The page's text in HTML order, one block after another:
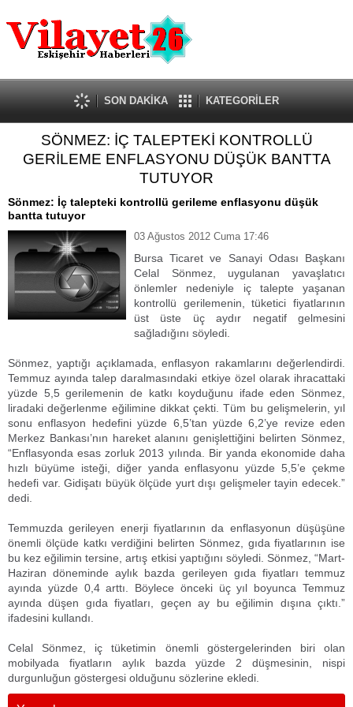
Güncel
Ekonomi
Politika
Eğitim
Spor
Kültür-Sanat
Dünya
Tanıtım Yazısı
SON DAKİKA KATEGORİLER
SÖNMEZ: İÇ TALEPTEKİ KONTROLLÜ
GERİLEME ENFLASYONU DÜŞÜK BANTTA
TUTUYOR
Sönmez: İç talepteki kontrollü gerileme enflasyonu düşük
bantta tutuyor
03 Ağustos 2012 Cuma 17:46
Bursa Ticaret ve Sanayi Odası Başkanı
Celal Sönmez, uygulanan yavaşlatıcı
önlemler nedeniyle iç talepte yaşanan
kontrollü gerilemenin, tüketici fiyatlarının
üst üste üç aydır negatif gelmesini
sağladığını söyledi.
Sönmez, yaptığı açıklamada, enflasyon rakamlarını değerlendirdi.
Temmuz ayında talep daralmasındaki etkiye özel olarak ihracattaki
yüzde 5,5 gerilemenin de katkı koyduğunu ifade eden Sönmez,
liradaki değerlenme eğilimine dikkat çekti. Tüm bu gelişmelerin, yıl
sonu enflasyon hedefini yüzde 6,5’tan yüzde 6,2’ye revize eden
Merkez Bankası’nın hareket alanını genişlettiğini belirten Sönmez,
“Enflasyonda esas zorluk 2013 yılında. Bir yanda ekonomide daha
hızlı büyüme isteği, diğer yanda enflasyonu yüzde 5,5’e çekme
hedefi var. Gidişatı büyük ölçüde yurt dışı gelişmeler tayin edecek.”
dedi.
Temmuzda gerileyen enerji fiyatlarının da enflasyonun düşüşüne
önemli ölçüde katkı verdiğini belirten Sönmez, gıda fiyatlarının ise
bu kez eğilimin tersine, artış etkisi yaptığını söyledi. Sönmez, “Mart-
Haziran döneminde aylık bazda gerileyen gıda fiyatları temmuz
ayında yüzde 0,4 arttı. Böylece önceki üç yıl boyunca Temmuz
ayında düşen gıda fiyatları, geçen ay bu eğilimin dışına çıktı.”
ifadesini kullandı.
Celal Sönmez, iç tüketimin önemli göstergelerinden biri olan
mobilyada fiyatların aylık bazda yüzde 2 düşmesinin, nispi
durgunluğun göstergesi olduğunu sözlerine ekledi.